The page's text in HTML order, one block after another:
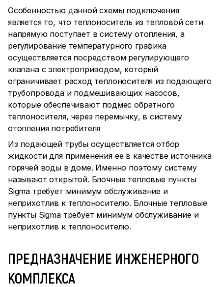
Особенностью данной схемы подключения
является то, что теплоноситель из тепловой сети
напрямую поступает в систему отопления, а
регулирование температурного графика
осуществляется посредством регулирующего
клапана с электроприводом, который
ограничивает расход теплоносителя из подающего
трубопровода и подмешивающих насосов,
которые обеспечивают подмес обратного
теплоносителя, через перемычку, в систему
отопления потребителя
Из подающей трубы осуществляется отбор
жидкости для применения ее в качестве источника
горячей воды в доме. Именно поэтому систему
называют открытой. Блочные тепловые пункты
Sigma требует минимум обслуживание и
неприхотлив к теплоносителю. Блочные тепловые
пункты Sigma требует минимум обслуживание и
неприхотлив к теплоносителю.
ПРЕДНАЗНАЧЕНИЕ ИНЖЕНЕРНОГО
КОМПЛЕКСА